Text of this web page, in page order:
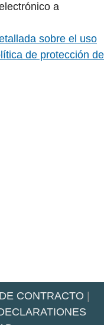
a
sobre el uso
de protección de
CONTRACTO